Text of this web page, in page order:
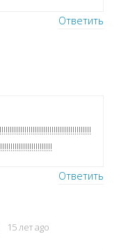
Ответить
Ответить
15 лет ago